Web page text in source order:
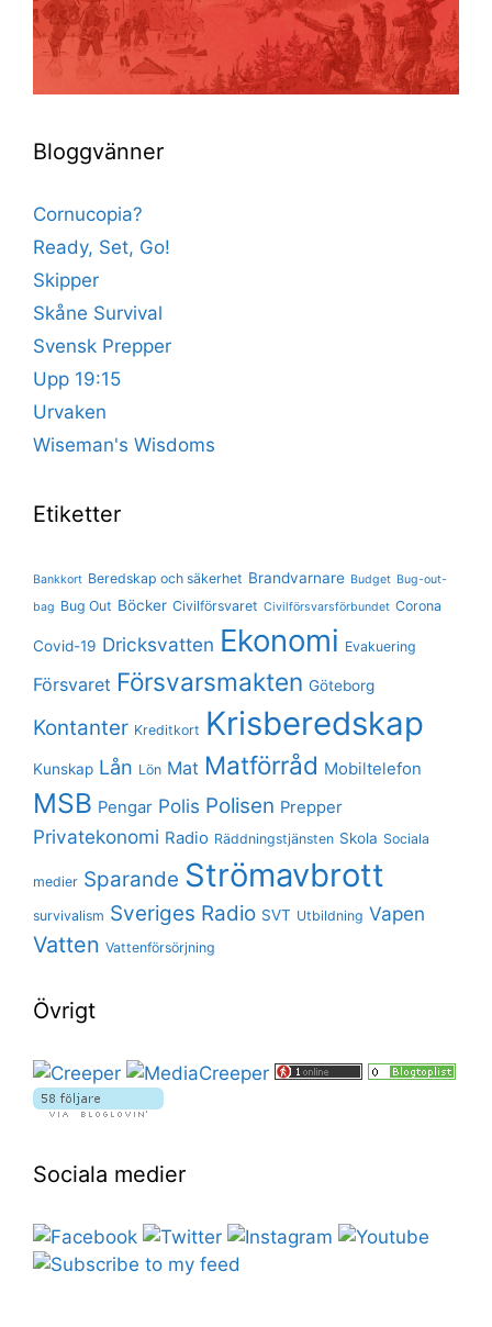
Bloggvänner
Cornucopia?
Ready, Set, Go!
Skipper
Skåne Survival
Svensk Prepper
Upp 19:15
Urvaken
Wiseman's Wisdoms
Etiketter
Bankkort Beredskap och säkerhet Brandvarnare Budget Bug-out-
bag Bug Out Böcker Civilförsvaret Civilförsvarsförbundet Corona
Covid-19 Dricksvatten Ekonomi Evakuering
Försvaret Försvarsmakten Göteborg
Kontanter Kreditkort Krisberedskap
Kunskap Lån Lön Mat Matförråd Mobiltelefon
MSB Pengar Polis Polisen Prepper
Privatekonomi Radio Räddningstjänsten Skola Sociala
medier Sparande Strömavbrott
survivalism Sveriges Radio SVT Utbildning Vapen
Vatten Vattenförsörjning
Övrigt
Sociala medier